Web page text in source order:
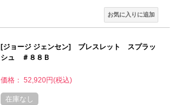
[ジョージ ジェンセン] ブレスレット スプラッ
シュ ＃８８Ｂ
価格： 52,920円(税込)
在庫なし